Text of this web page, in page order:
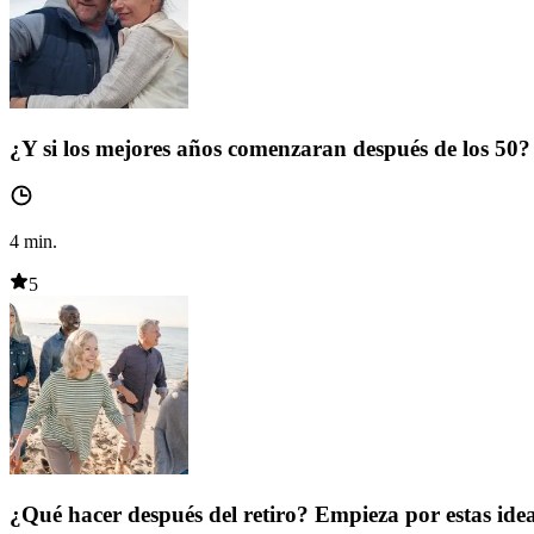
¿Y si los mejores años comenzaran después de los 50?
4 min.
5
¿Qué hacer después del retiro? Empieza por estas